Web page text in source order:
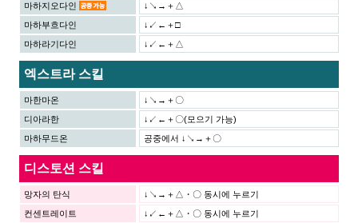
마하지오다인
↓↘→＋△
마하부흐다인
↓↙←＋□
마하라기다인
↓↙←＋△
엑스트라 스킬
마한마온
↓↘→＋〇
디아라한
↓↙←＋〇(모으기 가능)
마하무드온
공중에서 ↓↘→＋〇
디스토션 스킬
망자의 탄식
↓↘→＋△・〇 동시에 누르기
컨센트레이트
↓↙←＋△・〇 동시에 누르기